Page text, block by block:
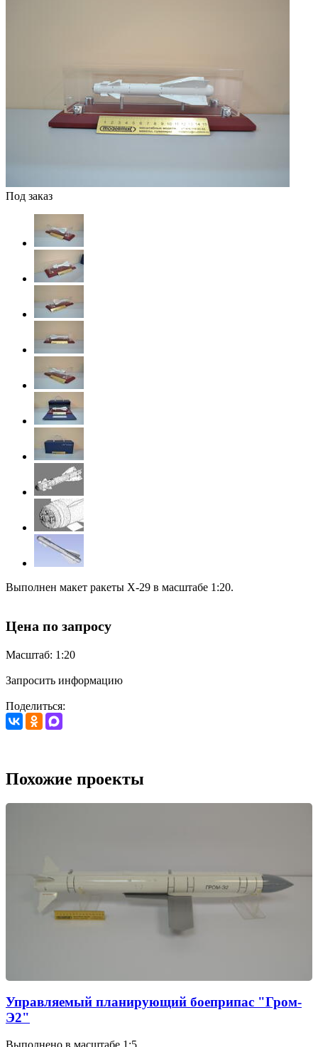
Под заказ
Выполнен макет ракеты Х-29 в масштабе 1:20.
Цена по запросу
Масштаб: 1:20
Запросить информацию
Поделиться:
Похожие проекты
Управляемый планирующий боеприпас "Гром-
Э2"